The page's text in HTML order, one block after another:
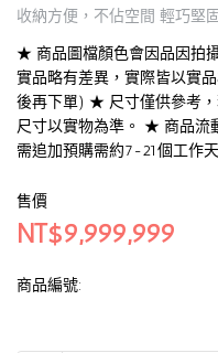
收納方便，不佔空間 輕巧堅
★ 商品圖檔顏色會因品因拍
實品略有差異，實際皆以實
後再下單) ★ 尺寸僅供參考
尺寸以實物為準。 ★ 商品流
需追加預購需約7-21個工作
售價
NT$9,999,999
商品編號: